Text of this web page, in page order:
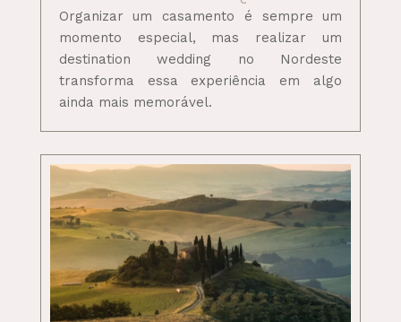
Organizar um casamento é sempre um
momento especial, mas realizar um
destination wedding no Nordeste
transforma essa experiência em algo
ainda mais memorável.